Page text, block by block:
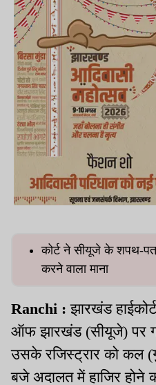
कोर्ट ने सीयूजे के शपथ-
करने वाला माना
Ranchi :झारखंड
ऑफ झारखंड (सीयूजे) पर
उसके रजिस्ट्रार को कल
बजे अदालत में हाजिर होने